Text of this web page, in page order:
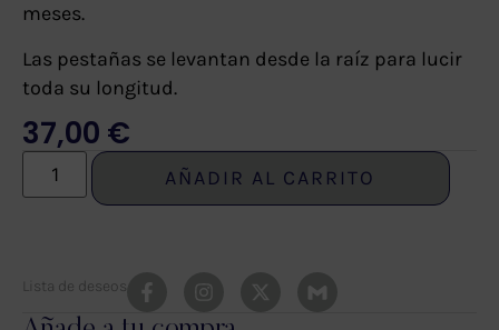
meses.
Las pestañas se levantan desde la raíz para lucir
toda su longitud.
37,00 €
AÑADIR AL CARRITO
Lista de deseos